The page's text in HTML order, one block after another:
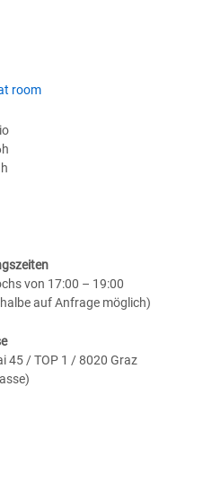
room
von 17:00 – 19:00
auf Anfrage möglich)
45 / TOP 1 / 8020 Graz